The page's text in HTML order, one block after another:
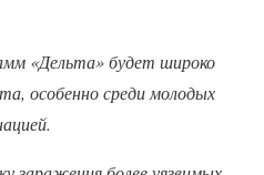
«Дельта» будет широко
особенно среди молодых